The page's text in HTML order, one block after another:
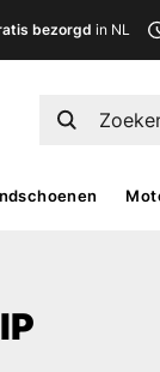
bezorgd in NL